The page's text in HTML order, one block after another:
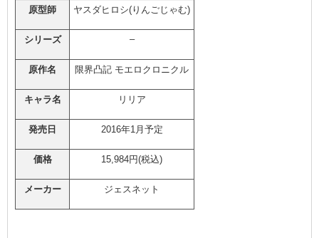
原型師 ヤスダヒロシ(りんごじゃむ)
シリーズ –
原作名 限界凸記 モエロクロニクル
キャラ名 リリア
発売日 2016年1月予定
価格 15,984円(税込)
メーカー ジェスネット